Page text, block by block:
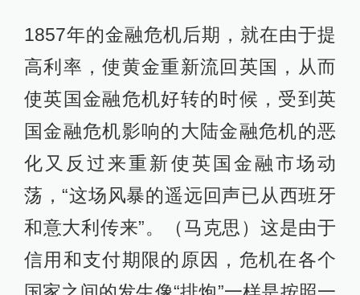
1857年的金融危机后期，就在由于提
高利率，使黄金重新流回英国，从而
使英国金融危机好转的时候，受到英
国金融危机影响的大陆金融危机的恶
化又反过来重新使英国金融市场动
荡，“这场风暴的遥远回声已从西班牙
和意大利传来”。（马克思）这是由于
信用和支付期限的原因，危机在各个